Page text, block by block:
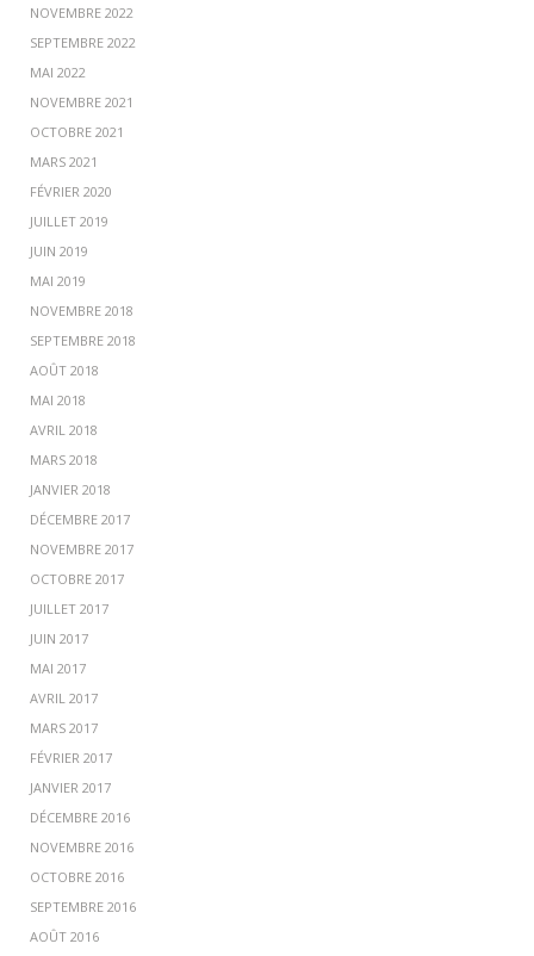
NOVEMBRE 2022
SEPTEMBRE 2022
MAI 2022
NOVEMBRE 2021
OCTOBRE 2021
MARS 2021
FÉVRIER 2020
JUILLET 2019
JUIN 2019
MAI 2019
NOVEMBRE 2018
SEPTEMBRE 2018
AOÛT 2018
MAI 2018
AVRIL 2018
MARS 2018
JANVIER 2018
DÉCEMBRE 2017
NOVEMBRE 2017
OCTOBRE 2017
JUILLET 2017
JUIN 2017
MAI 2017
AVRIL 2017
MARS 2017
FÉVRIER 2017
JANVIER 2017
DÉCEMBRE 2016
NOVEMBRE 2016
OCTOBRE 2016
SEPTEMBRE 2016
AOÛT 2016